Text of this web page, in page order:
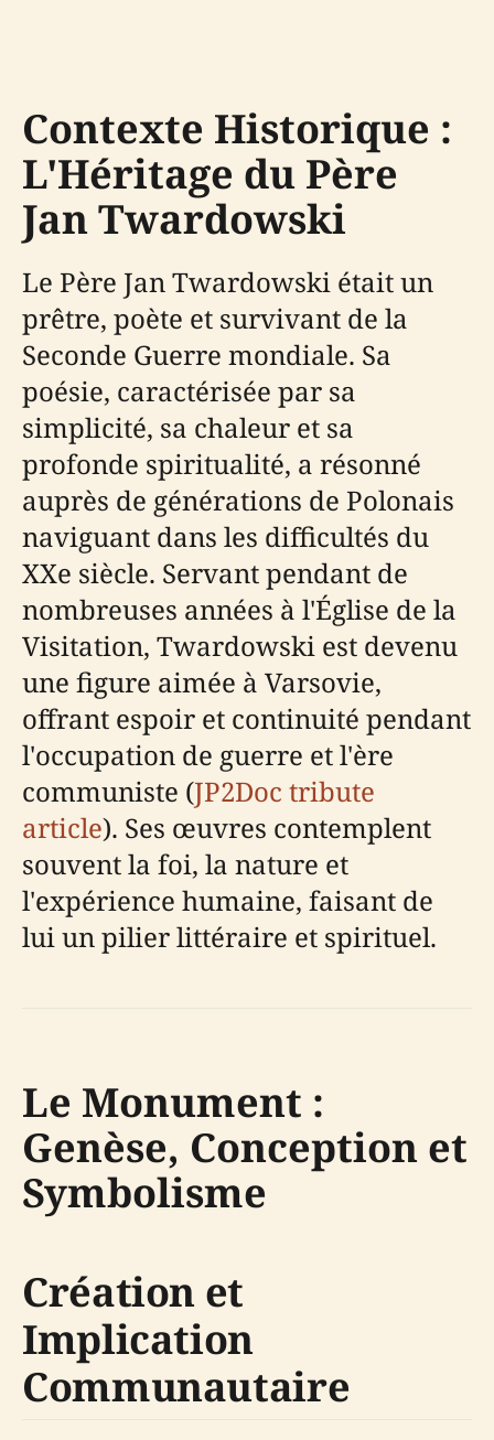
Contexte Historique :
L'Héritage du Père
Jan Twardowski
Le Père Jan Twardowski était un
prêtre, poète et survivant de la
Seconde Guerre mondiale. Sa
poésie, caractérisée par sa
simplicité, sa chaleur et sa
profonde spiritualité, a résonné
auprès de générations de Polonais
naviguant dans les difficultés du
XXe siècle. Servant pendant de
nombreuses années à l'Église de la
Visitation, Twardowski est devenu
une figure aimée à Varsovie,
offrant espoir et continuité pendant
l'occupation de guerre et l'ère
communiste (JP2Doc tribute
article). Ses œuvres contemplent
souvent la foi, la nature et
l'expérience humaine, faisant de
lui un pilier littéraire et spirituel.
Le Monument :
Genèse, Conception et
Symbolisme
Création et
Implication
Communautaire